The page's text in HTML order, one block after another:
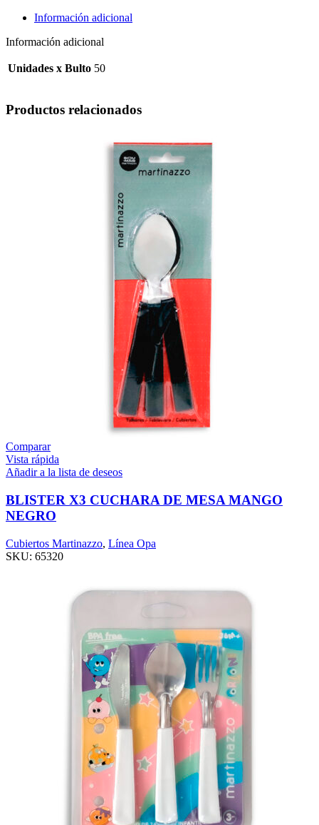
Información adicional
Información adicional
Unidades x Bulto 50
Productos relacionados
Comparar
Vista rápida
Añadir a la lista de deseos
BLISTER X3 CUCHARA DE MESA MANGO
NEGRO
Cubiertos Martinazzo, Línea Opa
SKU: 65320